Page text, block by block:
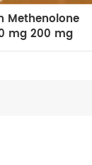
Methenolone
mg 200 mg
100 primo